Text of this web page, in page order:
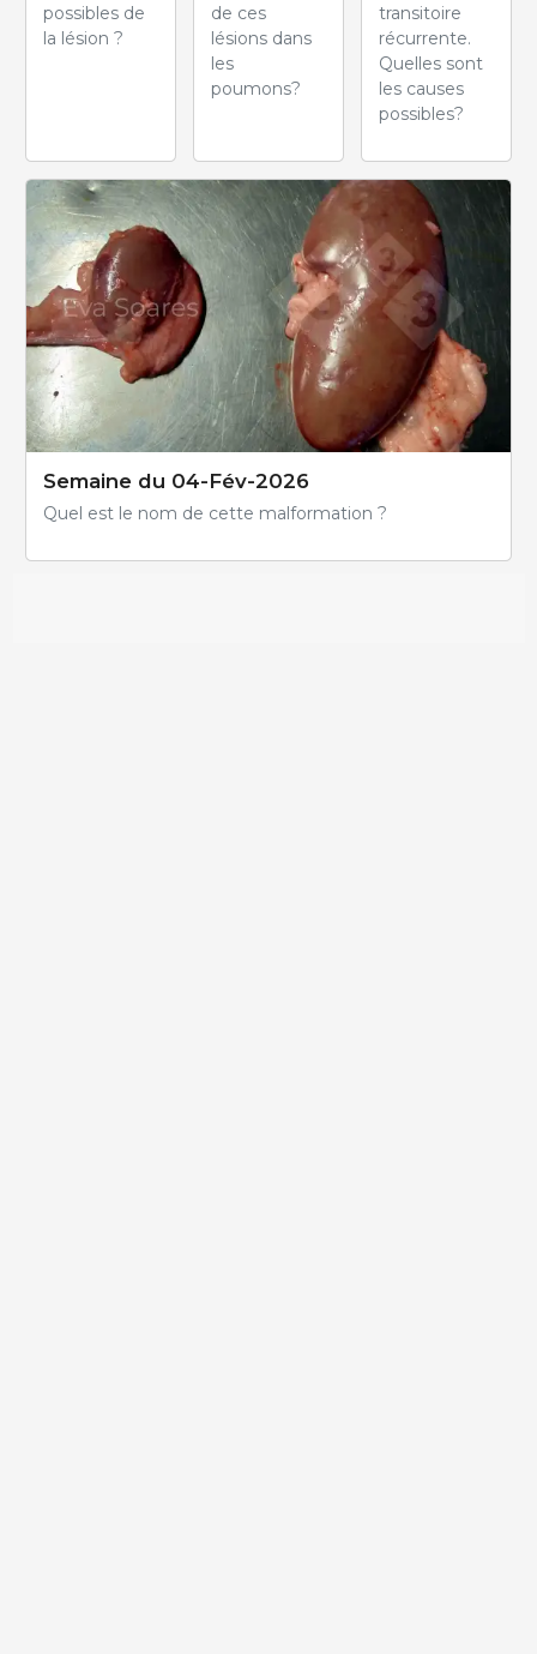
possibles de
la lésion ?
de ces
lésions dans
les
poumons?
transitoire
récurrente.
Quelles sont
les causes
possibles?
Semaine du 04-Fév-2026
Quel est le nom de cette malformation ?